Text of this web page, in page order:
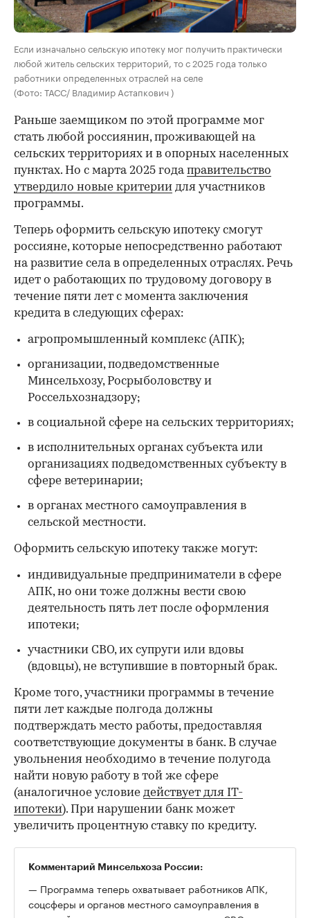
Если изначально сельскую ипотеку мог получить практически
любой житель сельских территорий, то с 2025 года только
работники определенных отраслей на селе
(Фото: ТАСС/ Владимир Астапкович )
Раньше заемщиком по этой программе мог
стать любой россиянин, проживающей на
сельских территориях и в опорных населенных
пунктах. Но с марта 2025 годаправительство
утвердило новые критерии для участников
программы.
Теперь оформить сельскую ипотеку смогут
россияне, которые непосредственно работают
на развитие села в определенных отраслях. Речь
идет о работающих по трудовому договору в
течение пяти лет с момента заключения
кредита в следующих сферах:
агропромышленный комплекс (АПК);
организации, подведомственные
Минсельхозу, Росрыболовству и
Россельхознадзору;
в социальной сфере на сельских территориях;
в исполнительных органах субъекта или
организациях подведомственных субъекту в
сфере ветеринарии;
в органах местного самоуправления в
сельской местности.
Оформить сельскую ипотеку также могут:
индивидуальные предприниматели в сфере
АПК, но они тоже должны вести свою
деятельность пять лет после оформления
ипотеки;
участники СВО, их супруги или вдовы
(вдовцы), не вступившие в повторный брак.
Кроме того, участники программы в течение
пяти лет каждые полгода должны
подтверждать место работы, предоставляя
соответствующие документы в банк. В случае
увольнения необходимо в течение полугода
найти новую работу в той же сфере
(аналогичное условие действует для IT-
ипотеки). При нарушении банк может
увеличить процентную ставку по кредиту.
Комментарий Минсельхоза России:
— Программа теперь охватывает работников АПК,
соцсферы и органов местного самоуправления в